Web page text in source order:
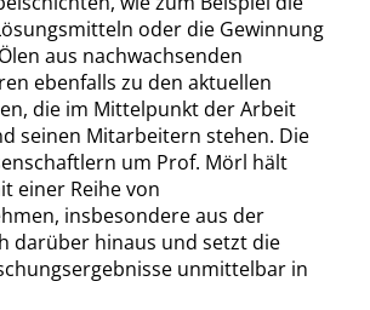
oder die Gewinnung
aus nachwachsenden
ebenfalls zu den aktuellen
die im Mittelpunkt der Arbeit
seinen Mitarbeitern stehen. Die
um Prof. Mörl hält
einer Reihe von
insbesondere aus der
darüber hinaus und setzt die
unmittelbar in